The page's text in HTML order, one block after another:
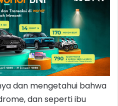
dan mengetahui bahwa
dan seperti ibu